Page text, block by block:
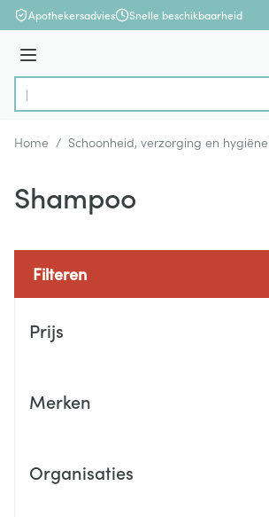
Ga naar de inhoud
Apothekersadvies Snelle beschikbaarheid
Menu
Product, merk, categorie...
Home / Schoonheid, verzorging en hygiëne
Shampoo
Filteren
Prijs
Merken
Organisaties